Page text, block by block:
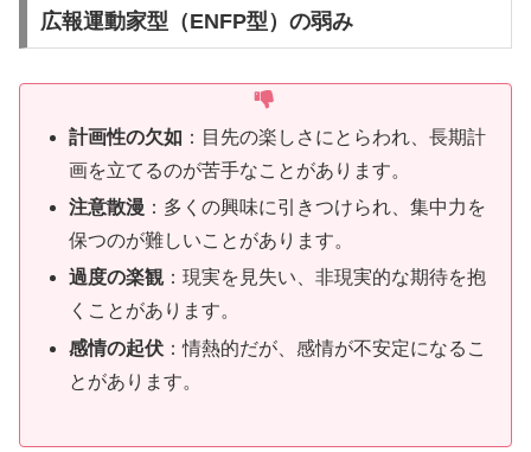
広報運動家型（ENFP型）の弱み
計画性の欠如 ：目先の楽しさにとらわれ、長期計
画を立てるのが苦手なことがあります。
注意散漫 ：多くの興味に引きつけられ、集中力を
保つのが難しいことがあります。
過度の楽観：現実を見失い、非現実的な期待を抱
くことがあります。
感情の起伏 ：情熱的だが、感情が不安定になるこ
とがあります。